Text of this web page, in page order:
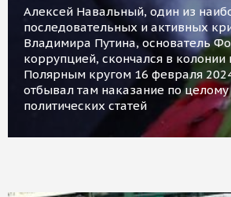
Алексей Навальный, один из
последовательных и активных
Владимира Путина, основатель
коррупцией, скончался в колонии
Полярным кругом 16 февраля
отбывал там наказание по
политических статей